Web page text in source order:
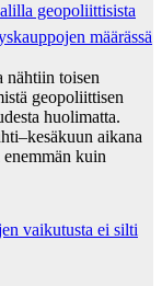
geopoliittisista
määrässä
nähtiin toisen
geopoliittisen
huolimatta.
aikana
kuin
vaikutusta ei silti